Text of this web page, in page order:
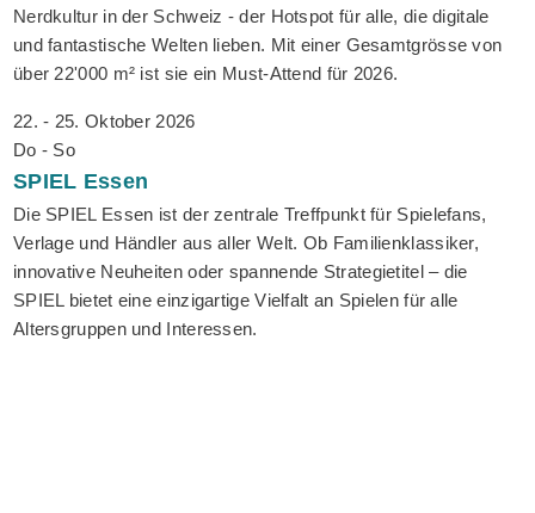
Nerdkultur in der Schweiz - der Hotspot für alle, die digitale
und fantastische Welten lieben. Mit einer Gesamtgrösse von
über 22'000 m² ist sie ein Must-Attend für 2026.
22. - 25. Oktober 2026
Do - So
SPIEL Essen
Die SPIEL Essen ist der zentrale Treffpunkt für Spielefans,
Verlage und Händler aus aller Welt. Ob Familienklassiker,
innovative Neuheiten oder spannende Strategietitel – die
SPIEL bietet eine einzigartige Vielfalt an Spielen für alle
Altersgruppen und Interessen.